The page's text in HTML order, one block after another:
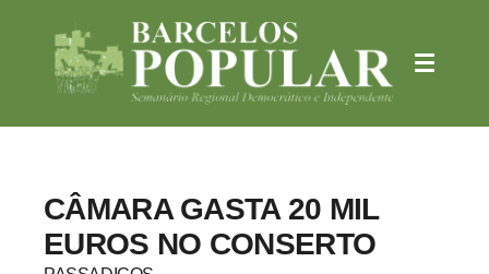
CÂMARA GASTA 20 MIL
EUROS NO CONSERTO